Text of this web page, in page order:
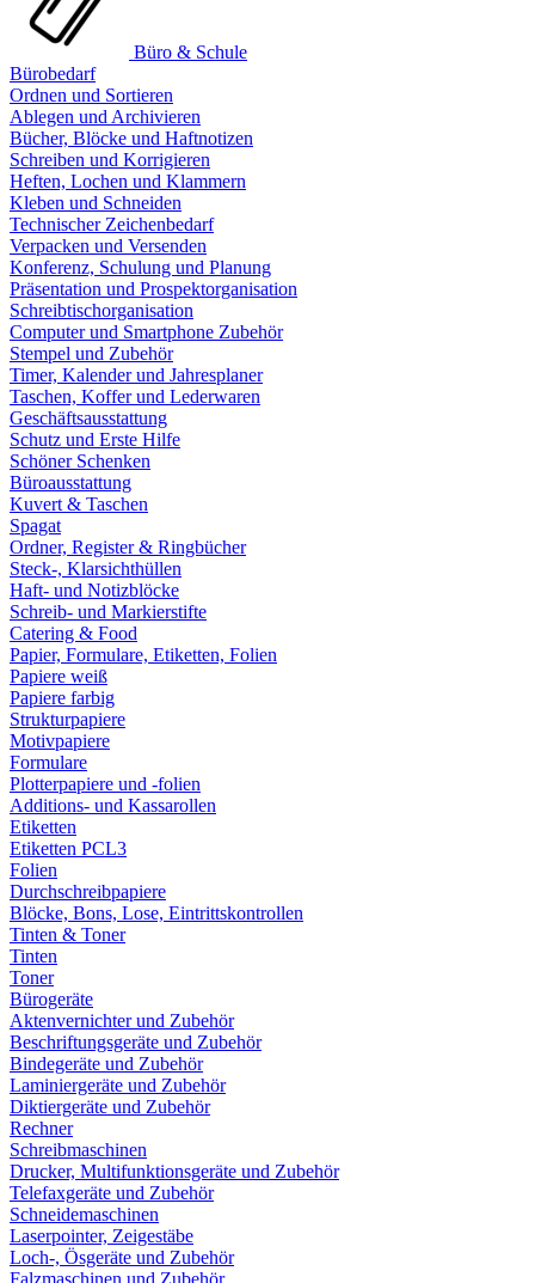
Büro & Schule
Bürobedarf
Ordnen und Sortieren
Ablegen und Archivieren
Bücher, Blöcke und Haftnotizen
Schreiben und Korrigieren
Heften, Lochen und Klammern
Kleben und Schneiden
Technischer Zeichenbedarf
Verpacken und Versenden
Konferenz, Schulung und Planung
Präsentation und Prospektorganisation
Schreibtischorganisation
Computer und Smartphone Zubehör
Stempel und Zubehör
Timer, Kalender und Jahresplaner
Taschen, Koffer und Lederwaren
Geschäftsausstattung
Schutz und Erste Hilfe
Schöner Schenken
Büroausstattung
Kuvert & Taschen
Spagat
Ordner, Register & Ringbücher
Steck-, Klarsichthüllen
Haft- und Notizblöcke
Schreib- und Markierstifte
Catering & Food
Papier, Formulare, Etiketten, Folien
Papiere weiß
Papiere farbig
Strukturpapiere
Motivpapiere
Formulare
Plotterpapiere und -folien
Additions- und Kassarollen
Etiketten
Etiketten PCL3
Folien
Durchschreibpapiere
Blöcke, Bons, Lose, Eintrittskontrollen
Tinten & Toner
Tinten
Toner
Bürogeräte
Aktenvernichter und Zubehör
Beschriftungsgeräte und Zubehör
Bindegeräte und Zubehör
Laminiergeräte und Zubehör
Diktiergeräte und Zubehör
Rechner
Schreibmaschinen
Drucker, Multifunktionsgeräte und Zubehör
Telefaxgeräte und Zubehör
Schneidemaschinen
Laserpointer, Zeigestäbe
Loch-, Ösgeräte und Zubehör